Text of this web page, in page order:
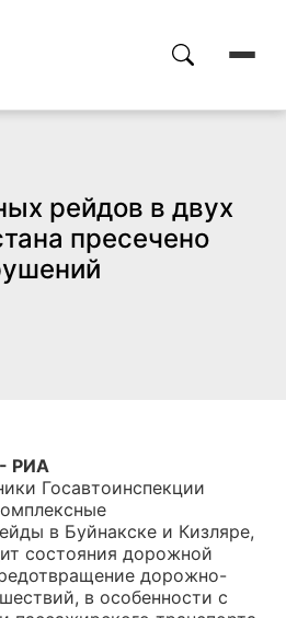
рейдов в двух
пресечено
РИА
Госавтоинспекции
в Буйнакске и Кизляре,
состояния дорожной
дорожно-
в особенности с